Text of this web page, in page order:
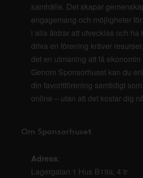
samhälle. Det skapar
engagemang och möjligheter
i alla åldrar att utvecklas och ha
driva en förening kräver
det en utmaning att få ekonomin
Genom Sponsorhuset kan du
din favoritförening samtidigt
online – utan att det kostar dig
Om Sponsorhuset
Adress:
Lagergatan 1 Hus B19a, 4 tr